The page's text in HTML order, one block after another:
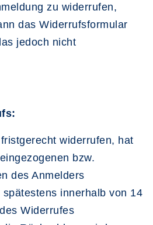
zu widerrufen,
das Widerrufsformular
jedoch nicht
widerrufen, hat
bzw.
des Anmelders
innerhalb von 14
Widerrufes